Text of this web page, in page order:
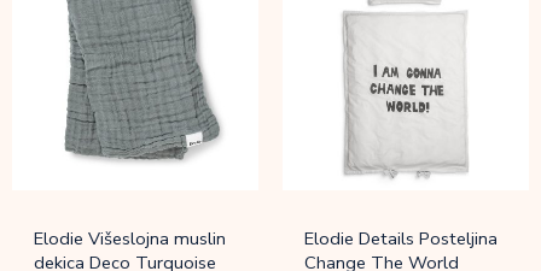
Elodie Višeslojna muslin
dekica Deco Turquoise
Elodie Details Posteljina
Change The World